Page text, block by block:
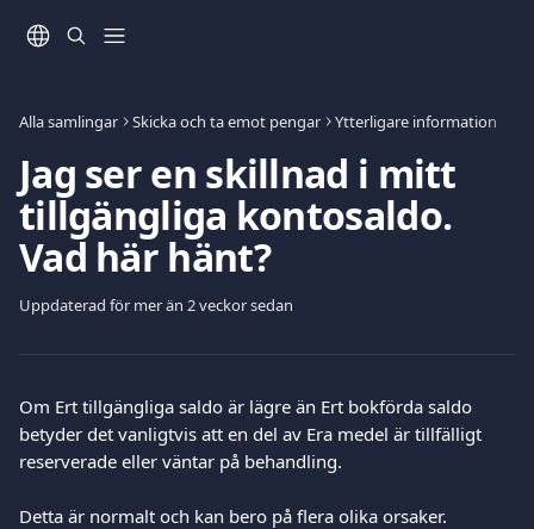
Alla samlingar Skicka och ta emot pengar Ytterligare information
Jag ser en skillnad i mitt
tillgängliga kontosaldo.
Vad här hänt?
Uppdaterad för mer än 2 veckor sedan
Om Ert tillgängliga saldo är lägre än Ert bokförda saldo
betyder det vanligtvis att en del av Era medel är tillfälligt
reserverade eller väntar på behandling.
Detta är normalt och kan bero på flera olika orsaker.